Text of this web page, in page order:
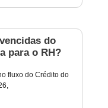
do
para o RH?
fluxo do Crédito do